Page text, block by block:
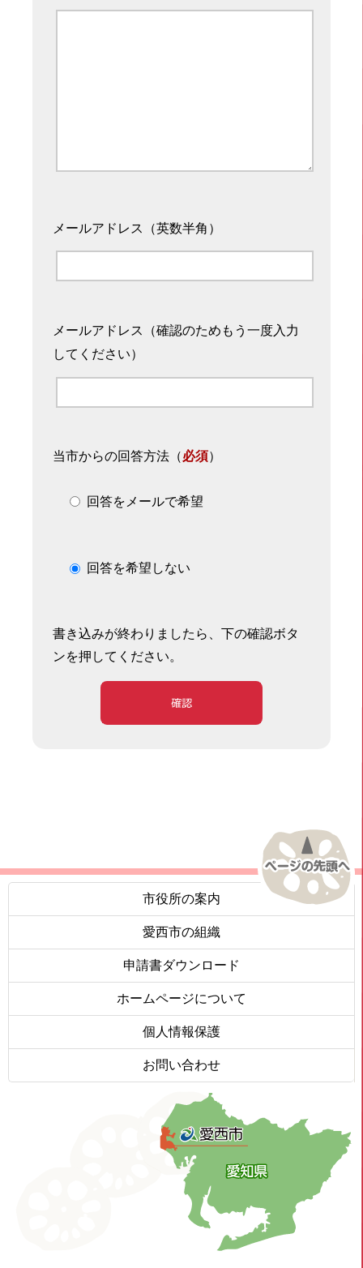
メールアドレス（英数半角）
メールアドレス（確認のためもう一度入力
してください）
当市からの回答方法 （必須）
回答をメールで希望
回答を希望しない
書き込みが終わりましたら、下の確認ボタ
ンを押してください。
確認
市役所の案内
愛西市の組織
申請書ダウンロード
ホームページについて
個人情報保護
お問い合わせ